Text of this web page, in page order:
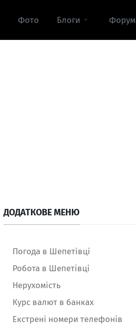
Фото Блоги Форум
ДОДАТКОВЕ МЕНЮ
Погода в Шепетівці
Робота в Шепетівці
Нерухомість
Курс валют в банках
Екстрені номери телефонів